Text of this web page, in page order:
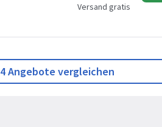
Versand gratis
4 Angebote vergleichen